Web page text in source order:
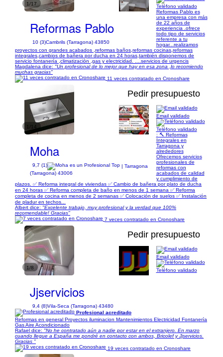
1/17
Reformas Pablo
10 (3)Cambrils (Tarragona) 43850
Teléfono validado
Reformas Pablo es
una empresa con más
de 22 años de
experiencia .ofrece
todo tipo de servicios
referente a tu
hogar...realizamos
proyectos con grandes acabados ,reformas baños,reformas cocinas,reformas
integrales,cambios de bañera por ducha en 24 horas,también disponemos de
servicio fontanería ,climatización ,gas y electricidad. ....servicios de urgencis
Magdalena dice: "Un profesional de lo mejor que hay en esa zona ,lo recomiendo
muchas gracias"
11 veces contratado en Cronoshare
1/14
Pedir presupuesto
Moha
9,7 (1)
| Tarragona
(Tarragona) 43006
Email validado
Teléfono validado
: 🔨 Reformas
Integrales en
Tarragona y
alrededores
Ofrecemos servicios
profesionales de
reformas con
acabados de calidad
y cumplimiento de
plazos. ✅ Reforma integral de viviendas ✅ Cambio de bañera por plato de ducha
en 24 horas ✅ Reforma completa de baño en menos de 1 semana ✅ Reforma
completa de cocina en menos de 2 semanas ✅ Colocación de suelos ✅ Instalación
de pladur en techos...
Albert dice: "Excelente trabajo, muy profesional y la verdad que 100%
recomendable! Gracias"
7 veces contratado en Cronoshare
1/8
Pedir presupuesto
Jjservicios
9,4 (8)Vila-Seca (Tarragona) 43480
Email validado
Teléfono validado
Profesional acreditado
Reformas en general Proyectos iluminacion Mantenimientos Electricidad Fontanería
Gas Aire Acondicionado
Rafael dice: "No he contratado aún a nadie por estar en el extranjero. En marzo
cuando llegue a España me pondré en contacto con ambos, Bricolef y Jjservicios.
Gracias "
19 veces contratado en Cronoshare